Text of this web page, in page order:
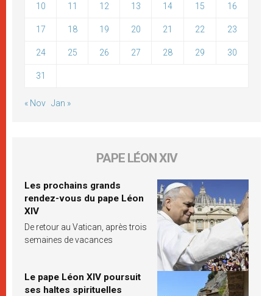
10 11 12 13 14 15 16
17 18 19 20 21 22 23
24 25 26 27 28 29 30
31
« Nov Jan »
PAPE LÉON XIV
Les prochains grands
rendez-vous du pape Léon
XIV
De retour au Vatican, après trois
semaines de vacances
Le pape Léon XIV poursuit
ses haltes spirituelles